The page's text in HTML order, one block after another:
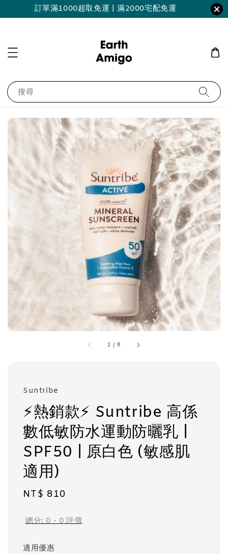
訂單滿1000超取免運 | 滿2000宅配免運
搜尋
1 /8
Suntribe
⚡️熱銷款⚡️ Suntribe 高係
數低敏防水運動防曬乳 |
SPF50 | 原白色 (敏感肌
適用)
Regular
NT$ 810
總分:0-0評價
適用優惠